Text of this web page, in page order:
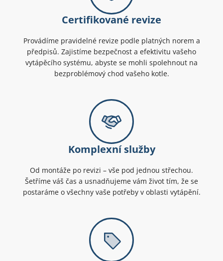
Certifikované revize
Provádíme pravidelné revize podle platných norem a
předpisů. Zajistíme bezpečnost a efektivitu vašeho
vytápěcího systému, abyste se mohli spolehnout na
bezproblémový chod vašeho kotle.
Komplexní služby
Od montáže po revizi – vše pod jednou střechou.
Šetříme váš čas a usnadňujeme vám život tím, že se
postaráme o všechny vaše potřeby v oblasti vytápění.